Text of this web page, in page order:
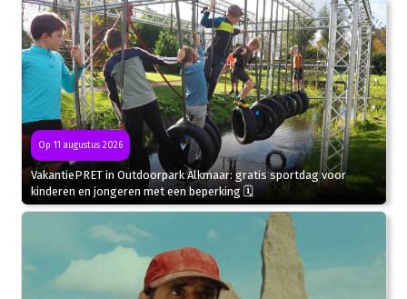
Op 11 augustus 2026
VakantiePRET in Outdoorpark Alkmaar: gratis sportdag voor
kinderen en jongeren met een beperking 🗓